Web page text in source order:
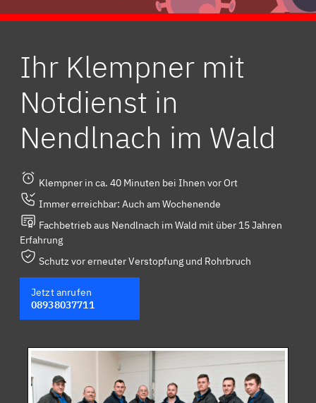
Ihr Klempner mit
Notdienst in
Nendlnach im Wald
Klempner in ca. 40 Minuten bei Ihnen vor Ort
Immer erreichbar: Auch am Wochenende
Fachbetrieb aus Nendlnach im Wald mit über 15 Jahren
Erfahrung
Schutz vor erneuter Verstopfung und Rohrbruch
Jetzt anrufen
08938037711